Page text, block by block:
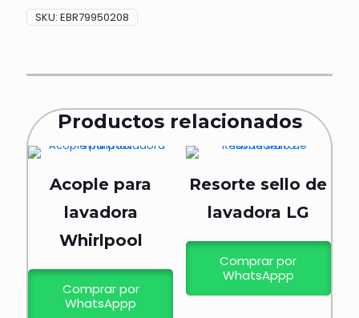
SKU: EBR79950208
Productos relacionados
Acople para
lavadora
Whirlpool
Comprar por
WhatsAppp
Resorte sello de
lavadora LG
Comprar por
WhatsAppp